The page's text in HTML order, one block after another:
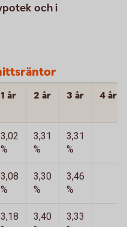
och i
1 år 2 år 3 år 4 år
3,02
%
3,31
%
3,31
%
3,08
%
3,30
%
3,46
%
3,18
3,40
3,33